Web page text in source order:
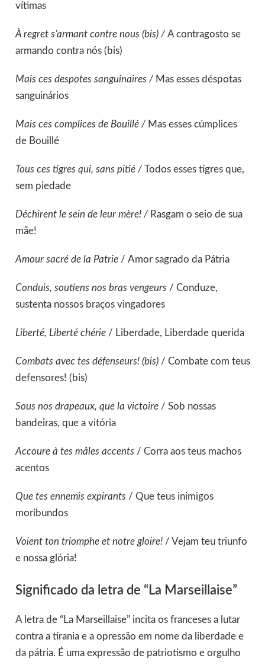
vítimas
À regret s’armant contre nous (bis) / A contragosto se
armando contra nós (bis)
Mais ces despotes sanguinaires / Mas esses déspotas
sanguinários
Mais ces complices de Bouillé / Mas esses cúmplices
de Bouillé
Tous ces tigres qui, sans pitié / Todos esses tigres que,
sem piedade
Déchirent le sein de leur mère! / Rasgam o seio de sua
mãe!
Amour sacré de la Patrie / Amor sagrado da Pátria
Conduis, soutiens nos bras vengeurs / Conduze,
sustenta nossos braços vingadores
Liberté, Liberté chérie / Liberdade, Liberdade querida
Combats avec tes défenseurs! (bis) / Combate com teus
defensores! (bis)
Sous nos drapeaux, que la victoire / Sob nossas
bandeiras, que a vitória
Accoure à tes mâles accents / Corra aos teus machos
acentos
Que tes ennemis expirants / Que teus inimigos
moribundos
Voient ton triomphe et notre gloire! / Vejam teu triunfo
e nossa glória!
Significado da letra de “La Marseillaise”
A letra de “La Marseillaise” incita os franceses a lutar
contra a tirania e a opressão em nome da liberdade e
da pátria. É uma expressão de patriotismo e orgulho